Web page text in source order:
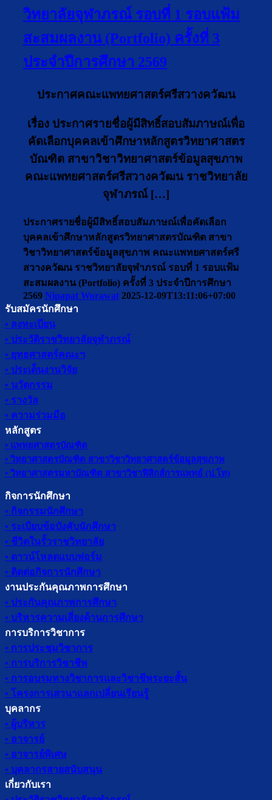
วิทยาลัยจุฬาภรณ์ รอบที่ 1 รอบแฟ้ม
สะสมผลงาน (Portfolio) ครั้งที่ 3
ประจำปีการศึกษา 2569
ประกาศคณะแพทยศาสตร์ศรีสวางควัฒน
เรื่อง ประกาศรายชื่อผู้มีสิทธิ์สอบสัมภาษณ์เพื่อ
คัดเลือกบุคคลเข้าศึกษาหลักสูตรวิทยาศาสตร
บัณฑิต สาขาวิชาวิทยาศาสตร์ข้อมูลสุขภาพ
คณะแพทยศาสตร์ศรีสวางควัฒน ราชวิทยาลัย
จุฬาภรณ์ […]
ประกาศรายชื่อผู้มีสิทธิ์สอบสัมภาษณ์เพื่อคัดเลือก
บุคคลเข้าศึกษาหลักสูตรวิทยาศาสตรบัณฑิต สาขา
วิชาวิทยาศาสตร์ข้อมูลสุขภาพ คณะแพทยศาสตร์ศรี
สวางควัฒน ราชวิทยาลัยจุฬาภรณ์ รอบที่ 1 รอบแฟ้ม
สะสมผลงาน (Portfolio) ครั้งที่ 3 ประจำปีการศึกษา
2569 Nipapat Worawat 2025-12-09T13:11:06+07:00
รับสมัครนักศึกษา
• ลงทะเบียน
• ประวัติราชวิทยาลัยจุฬาภรณ์
• ยุทธศาสตร์คณะฯ
• ประเด็นงานวิจัย
• นวัตกรรม
• รางวัล
• ความร่วมมือ
หลักสูตร
• แพทยศาสตรบัณฑิต
• วิทยาศาสตรบัณฑิต สาขาวิชาวิทยาศาสตร์ข้อมูลสุขภาพ
• วิทยาศาสตรมหาบัณฑิต สาขาวิชาฟิสิกส์การแพทย์ (ป.โท)
กิจการนักศึกษา
• กิจกรรมนักศึกษา
• ระเบียบข้อบังคับนักศึกษา
• ชีวิตในรั้วราชวิทยาลัย
• ดาวน์โหลดแบบฟอร์ม
• ติดต่อกิจการนักศึกษา
งานประกันคุณภาพการศึกษา
• ประกันคุณภาพการศึกษา
• บริหารความเสี่ยงด้านการศึกษา
การบริการวิชาการ
• การประชุมวิชาการ
• การบริการวิชาชีพ
• การอบรมทางวิชาการและวิชาชีพระยะสั้น
• โครงการเสวนาแลกเปลี่ยนเรียนรู้
บุคลากร
• ผู้บริหาร
• อาจารย์
• อาจารย์พิเศษ
• บุคลากรสายสนับสนุน
เกี่ยวกับเรา